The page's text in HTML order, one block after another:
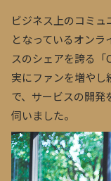
ビジネス上のコミ
となっているオン
スのシェアを誇る
実にファンを増や
で、 サービスの開発
伺いました。